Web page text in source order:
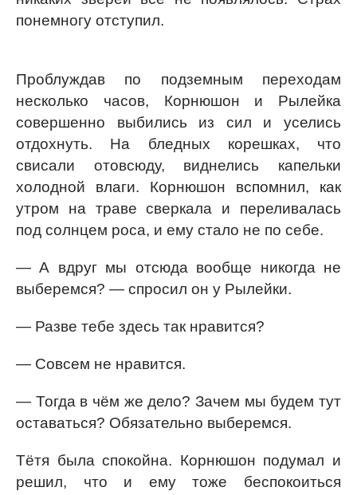
понемногу отступил.
Проблуждав по подземным переходам
несколько часов, Корнюшон и Рылейка
совершенно выбились из сил и уселись
отдохнуть. На бледных корешках, что
свисали отовсюду, виднелись капельки
холодной влаги. Корнюшон вспомнил, как
утром на траве сверкала и переливалась
под солнцем роса, и ему стало не по себе.
— А вдруг мы отсюда вообще никогда не
выберемся? — спросил он у Рылейки.
— Разве тебе здесь так нравится?
— Совсем не нравится.
— Тогда в чём же дело? Зачем мы будем тут
оставаться? Обязательно выберемся.
Тётя была спокойна. Корнюшон подумал и
решил, что и ему тоже беспокоиться